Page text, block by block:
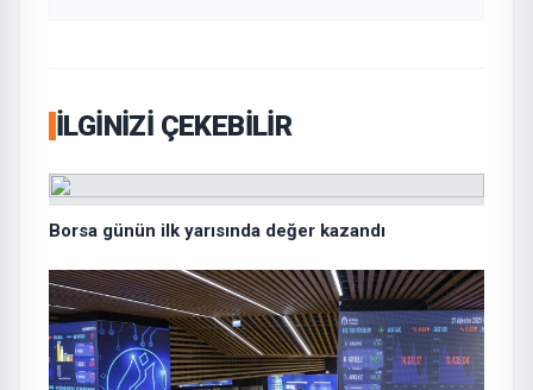
İLGINIZI ÇEKEBILIR
Borsa günün ilk yarısında değer kazandı